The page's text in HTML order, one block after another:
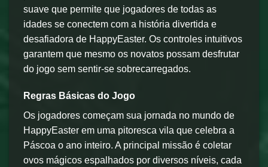
suave que permite que jogadores de todas as
idades se conectem com a história divertida e
desafiadora de HappyEaster. Os controles intuitivos
garantem que mesmo os novatos possam desfrutar
do jogo sem sentir-se sobrecarregados.
Regras Básicas do Jogo
Os jogadores começam sua jornada no mundo de
HappyEaster em uma pitoresca vila que celebra a
Páscoa o ano inteiro. A principal missão é coletar
ovos mágicos espalhados por diversos níveis, cada